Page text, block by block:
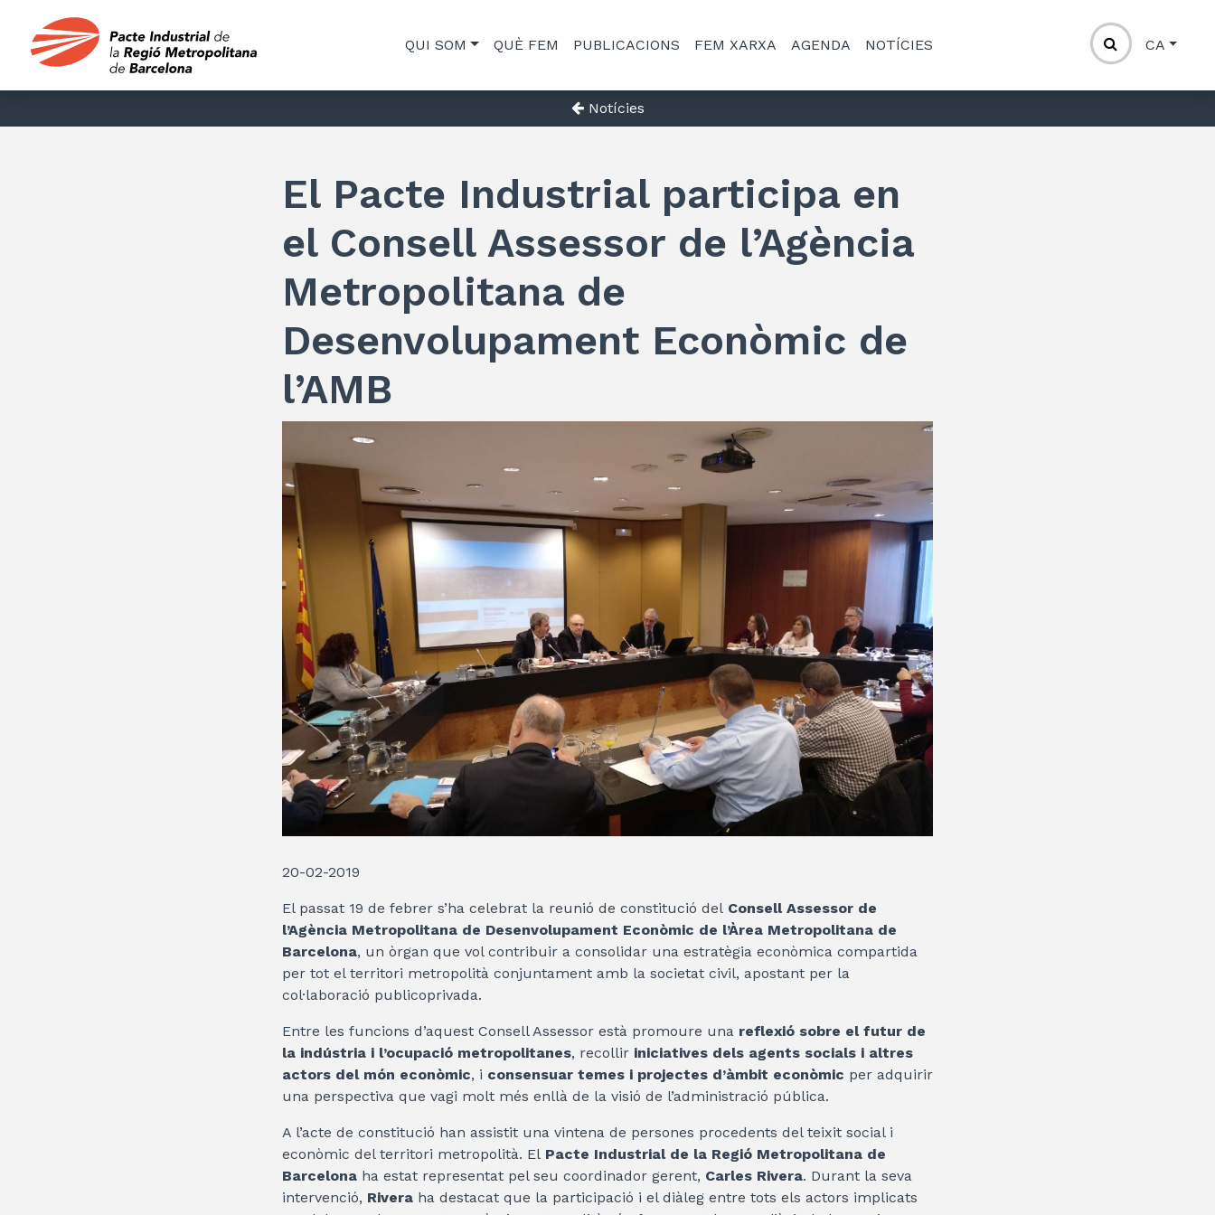
QUI SOM QUÈ FEM PUBLICACIONS FEM XARXA AGENDA NOTÍCIES CA
Notícies
El Pacte Industrial participa en
el Consell Assessor de l’Agència
Metropolitana de
Desenvolupament Econòmic de
l’AMB
20-02-2019
El passat 19 de febrer s’ha celebrat la reunió de constitució del Consell Assessor de
l’Agència Metropolitana de Desenvolupament Econòmic de l’Àrea Metropolitana de
Barcelona, un òrgan que vol contribuir a consolidar una estratègia econòmica compartida
per tot el territori metropolità conjuntament amb la societat civil, apostant per la
col·laboració publicoprivada.
Entre les funcions d’aquest Consell Assessor està promoure una reflexió sobre el futur de
la indústria i l’ocupació metropolitanes, recollir iniciatives dels agents socials i altres
actors del món econòmic, i consensuar temes i projectes d’àmbit econòmic per adquirir
una perspectiva que vagi molt més enllà de la visió de l’administració pública.
A l’acte de constitució han assistit una vintena de persones procedents del teixit social i
econòmic del territori metropolità. El Pacte Industrial de la Regió Metropolitana de
Barcelona ha estat representat pel seu coordinador gerent, Carles Rivera. Durant la seva
intervenció, Rivera ha destacat que la participació i el diàleg entre tots els actors implicats